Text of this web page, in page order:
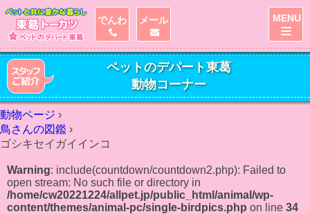
ペットのデパート東葛
動物コーナー
動物ページ ›
鳥さんの図鑑 ›
ゴシキセイガイインコ
Warning: include(countdown/countdown2.php): Failed to
open stream: No such file or directory in
/home/cw20221224/allpet.jp/public_html/animal/wp-
content/themes/animal-pc/single-birdpics.php on line 34
でんわ メール MENU